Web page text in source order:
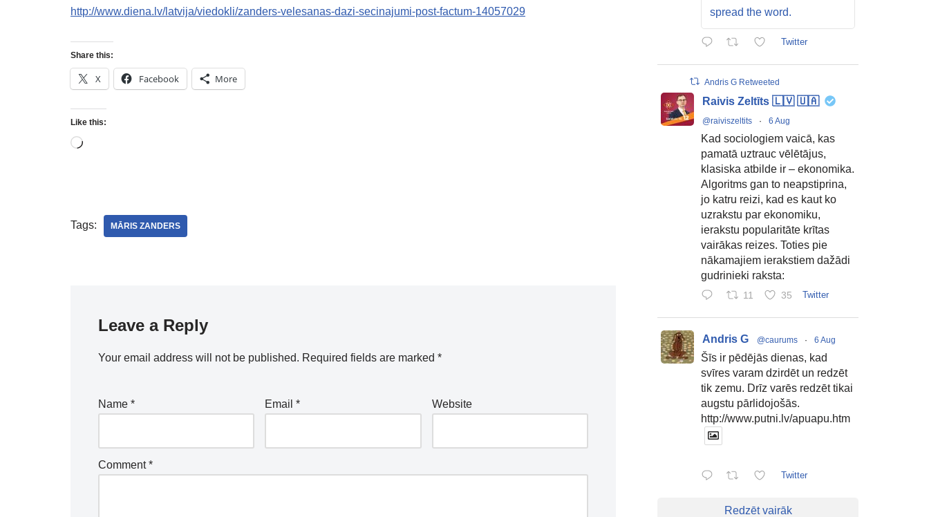
http://www.diena.lv/latvija/viedokli/zanders-velesanas-dazi-secinajumi-post-factum-14057029
Share this:
X Facebook More
Like this:
Tags: MĀRIS ZANDERS
Leave a Reply
Your email address will not be published. Required fields are marked *
Name * Email* Website
Comment*
spread the word.
Twitter
Andris G Retweeted
Raivis Zeltīts 🇱🇻 🇺🇦
@raiviszeltits · 6 Aug
Kad sociologiem vaicā, kas
pamatā uztrauc vēlētājus,
klasiska atbilde ir – ekonomika.
Algoritms gan to neapstiprina,
jo katru reizi, kad es kaut ko
uzrakstu par ekonomiku,
ierakstu popularitāte krītas
vairākas reizes. Toties pie
nākamajiem ierakstiem dažādi
gudrinieki raksta:
11 35 Twitter
Andris G @caurums · 6 Aug
Šīs ir pēdējās dienas, kad
svīres varam dzirdēt un redzēt
tik zemu. Drīz varēs redzēt tikai
augstu pārlidojošās.
http://www.putni.lv/apuapu.htm
Twitter
Redzēt vairāk